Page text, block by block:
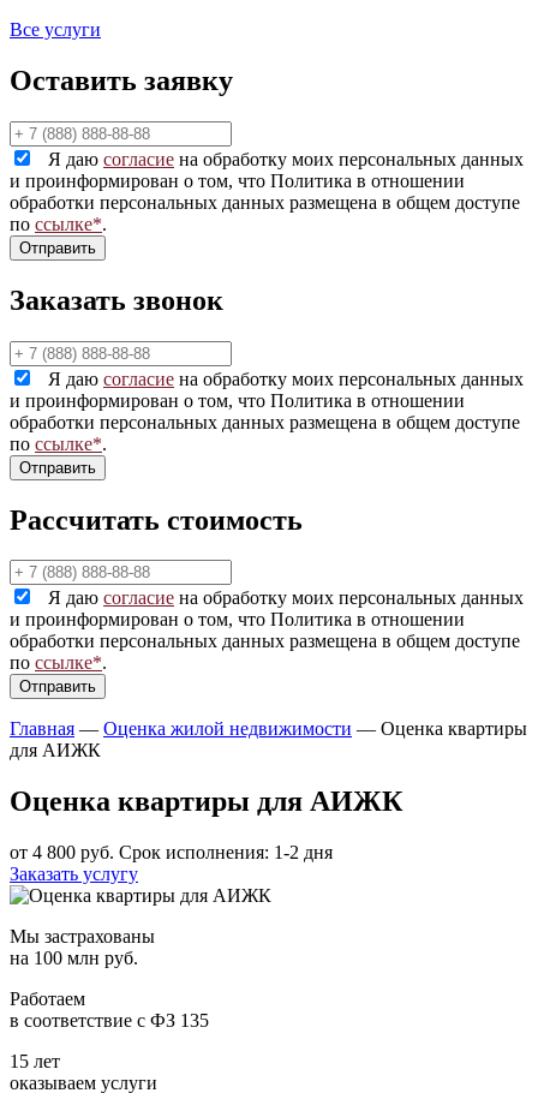
Все услуги
Оставить заявку
Я даю согласие на обработку моих персональных данных
и проинформирован о том, что Политика в отношении
обработки персональных данных размещена в общем доступе
по ссылке*.
Заказать звонок
Я даю согласие на обработку моих персональных данных
и проинформирован о том, что Политика в отношении
обработки персональных данных размещена в общем доступе
по ссылке*.
Рассчитать стоимость
Я даю согласие на обработку моих персональных данных
и проинформирован о том, что Политика в отношении
обработки персональных данных размещена в общем доступе
по ссылке*.
Главная — Оценка жилой недвижимости — Оценка квартиры
для АИЖК
Оценка квартиры для АИЖК
от 4 800 руб. Срок исполнения: 1-2 дня
Заказать услугу
Мы застрахованы
на 100 млн руб.
Работаем
в соответствие с ФЗ 135
15 лет
оказываем услуги